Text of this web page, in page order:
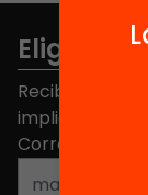
Elige
Recibe
implicarte.
Correo